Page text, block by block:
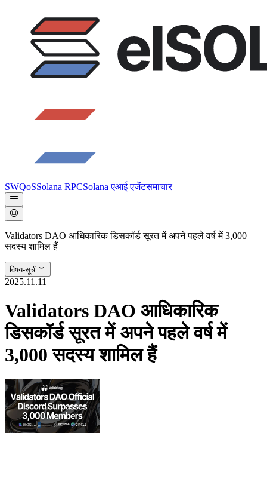
SWQoSSolana RPCSolana एआई एजेंटसमाचार
Validators DAO आधिकारिक डिसकॉर्ड सूरत में अपने पहले वर्ष में 3,000
सदस्य शामिल हैं
विषय-सूची
2025.11.11
Validators DAO आधिकारिक
डिसकॉर्ड सूरत में अपने पहले वर्ष में
3,000 सदस्य शामिल हैं